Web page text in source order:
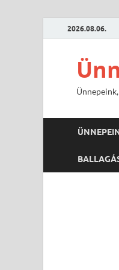
2026.08.06.